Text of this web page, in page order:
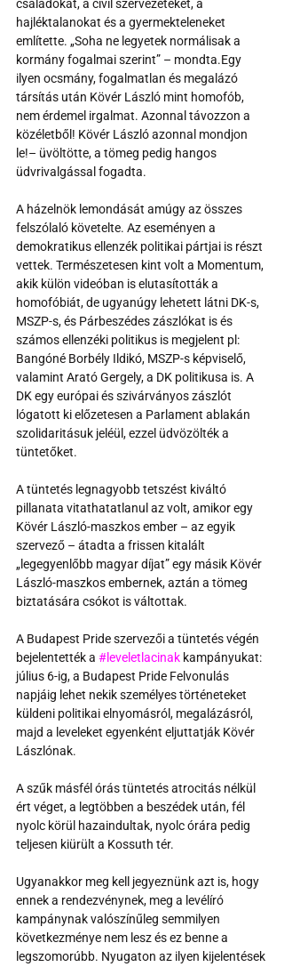
családokat, a civil szervezeteket, a
hajléktalanokat és a gyermekteleneket
említette. „Soha ne legyetek normálisak a
kormány fogalmai szerint” – mondta.Egy
ilyen ocsmány, fogalmatlan és megalázó
társítás után Kövér László mint homofób,
nem érdemel irgalmat. Azonnal távozzon a
közéletből! Kövér László azonnal mondjon
le!– üvöltötte, a tömeg pedig hangos
üdvrivalgással fogadta.
A házelnök lemondását amúgy az összes
felszólaló követelte. Az eseményen a
demokratikus ellenzék politikai pártjai is részt
vettek. Természetesen kint volt a Momentum,
akik külön videóban is elutasították a
homofóbiát, de ugyanúgy lehetett látni DK-s,
MSZP-s, és Párbeszédes zászlókat is és
számos ellenzéki politikus is megjelent pl:
Bangóné Borbély Ildikó, MSZP-s képviselő,
valamint Arató Gergely, a DK politikusa is. A
DK egy európai és szivárványos zászlót
lógatott ki előzetesen a Parlament ablakán
szolidaritásuk jeléül, ezzel üdvözölték a
tüntetőket.
A tüntetés legnagyobb tetszést kiváltó
pillanata vitathatatlanul az volt, amikor egy
Kövér László-maszkos ember – az egyik
szervező – átadta a frissen kitalált
„legegyenlőbb magyar díjat” egy másik Kövér
László-maszkos embernek, aztán a tömeg
biztatására csókot is váltottak.
A Budapest Pride szervezői a tüntetés végén
bejelentették a #leveletlacinak kampányukat:
július 6-ig, a Budapest Pride Felvonulás
napjáig lehet nekik személyes történeteket
küldeni politikai elnyomásról, megalázásról,
majd a leveleket egyenként eljuttatják Kövér
Lászlónak.
A szűk másfél órás tüntetés atrocitás nélkül
ért véget, a legtöbben a beszédek után, fél
nyolc körül hazaindultak, nyolc órára pedig
teljesen kiürült a Kossuth tér.
Ugyanakkor meg kell jegyeznünk azt is, hogy
ennek a rendezvénynek, meg a levélíró
kampánynak valószínűleg semmilyen
következménye nem lesz és ez benne a
legszomorúbb. Nyugaton az ilyen kijelentések